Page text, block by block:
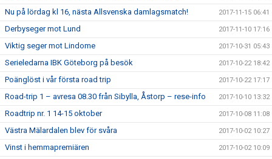
Nu på lördag kl 16, nästa Allsvenska damlagsmatch! 2017-11-15 06:41
Derbyseger mot Lund 2017-11-10 17:16
Viktig seger mot Lindome 2017-10-31 05:43
Serieledarna IBK Göteborg på besök 2017-10-22 18:42
Poänglöst i vår första road trip 2017-10-22 17:17
Road-trip 1 – avresa 08.30 från Sibylla, Åstorp – rese-info 2017-10-10 13:32
Roadtrip nr. 1 14-15 oktober 2017-10-08 11:08
Västra Mälardalen blev för svåra 2017-10-02 10:27
Vinst i hemmapremiären 2017-10-02 10:09